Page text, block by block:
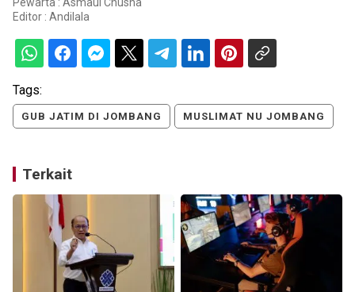
Editor : Andilala
Tags:
GUB JATIM DI JOMBANG MUSLIMAT NU JOMBANG
Terkait